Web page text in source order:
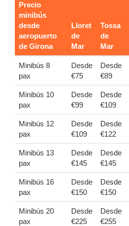
Precio
minibús
desde
aeropuerto
de Girona
Lloret
de
Mar
Tossa
de
Mar
Minibús 8
pax
Desde
€75
Desde
€89
Minibús 10
pax
Desde
€99
Desde
€109
Minibús 12
pax
Desde
€109
Desde
€122
Minibús 13
pax
Desde
€145
Desde
€145
Minibús 16
pax
Desde
€150
Desde
€150
Minibús 20
pax
Desde
€225
Desde
€255